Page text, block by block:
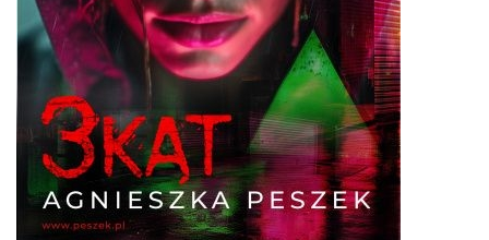
KONTAKT